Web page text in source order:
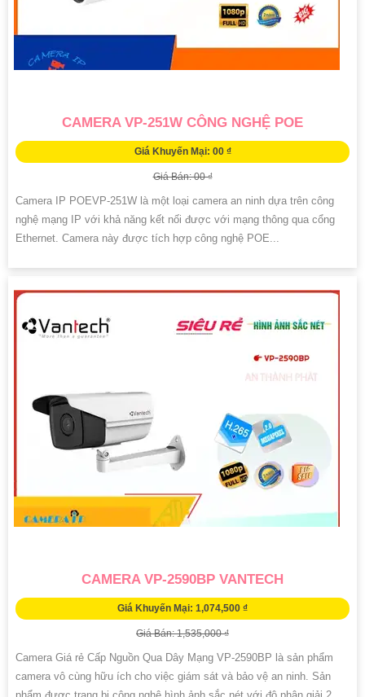
CAMERA VP-251W CÔNG NGHỆ POE
Giá Khuyến Mại: 00 ₫
Giá Bán: 00 ₫
Camera IP POEVP-251W là một loại camera an ninh dựa trên công
nghệ mạng IP với khả năng kết nối được với mạng thông qua cổng
Ethernet. Camera này được tích hợp công nghệ POE...
CAMERA VP-2590BP VANTECH
Giá Khuyến Mại: 1,074,500 ₫
Giá Bán: 1,535,000 ₫
Camera Giá rẻ Cấp Nguồn Qua Dây Mạng VP-2590BP là sản phẩm
camera vô cùng hữu ích cho việc giám sát và bảo vệ an ninh. Sản